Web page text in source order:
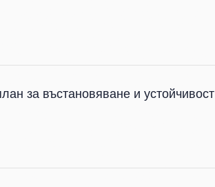
за въстановяване и устойчивост